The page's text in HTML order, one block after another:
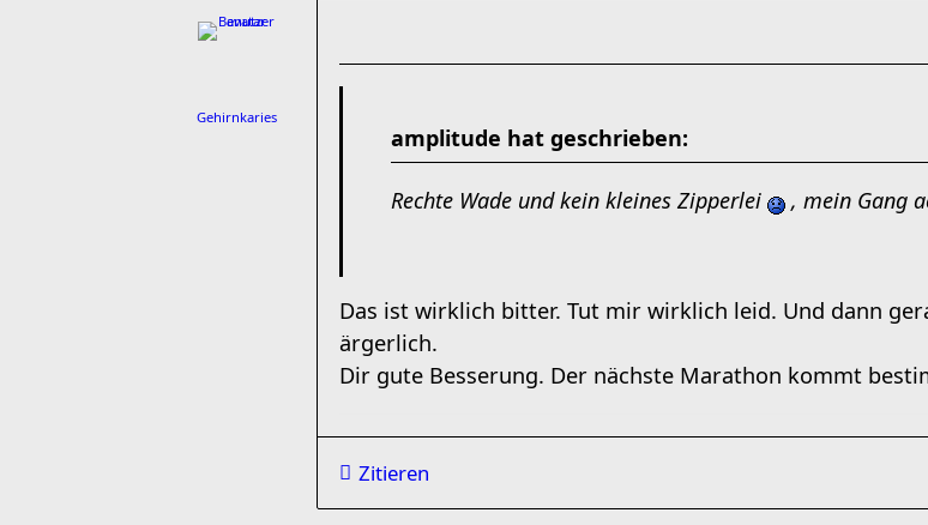
Gehirnkaries
amplitude hat geschrieben:
Rechte Wade und kein kleines Zipperlei , mein Gang
Das ist wirklich bitter. Tut mir wirklich leid. Und dann
ärgerlich.
Dir gute Besserung. Der nächste Marathon kommt
Zitieren